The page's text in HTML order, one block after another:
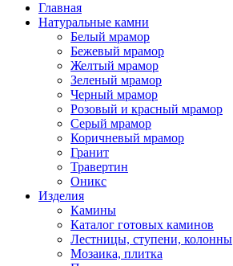
Главная
Натуральные камни
Белый мрамор
Бежевый мрамор
Желтый мрамор
Зеленый мрамор
Черный мрамор
Розовый и красный мрамор
Серый мрамор
Коричневый мрамор
Гранит
Травертин
Оникс
Изделия
Камины
Каталог готовых каминов
Лестницы, ступени, колонны
Мозаика, плитка